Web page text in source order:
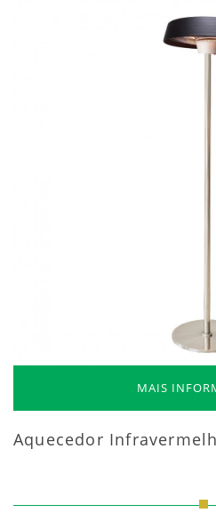
MAIS
Aquecedor